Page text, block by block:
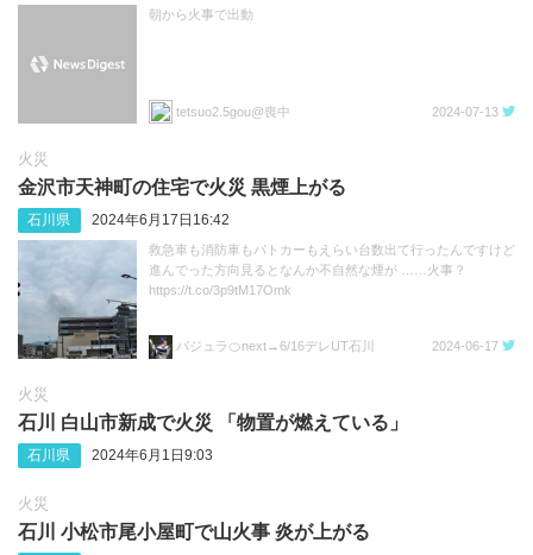
朝から火事で出動
tetsuo2.5gou@喪中 2024-07-13
火災
金沢市天神町の住宅で火災 黒煙上がる
石川県 2024年6月17日16:42
救急車も消防車もパトカーもえらい台数出て行ったんですけど
進んでった方向見るとなんか不自然な煙が ……火事？
https://t.co/3p9tM17Omk
バジュラ🍊next→6/16デレUT石川 2024-06-17
火災
石川 白山市新成で火災 「物置が燃えている」
石川県 2024年6月1日9:03
火災
石川 小松市尾小屋町で山火事 炎が上がる